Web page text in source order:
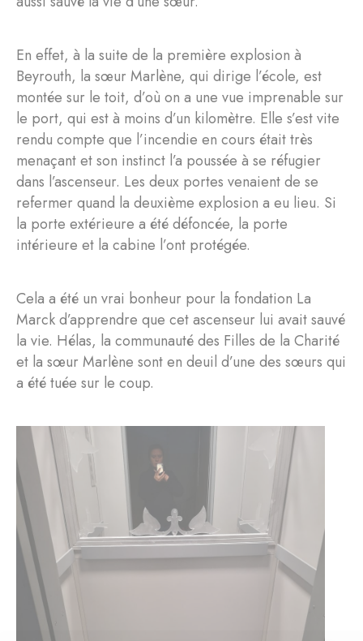
En effet, à la suite de la première explosion à
Beyrouth, la sœur Marlène, qui dirige l’école, est
montée sur le toit, d’où on a une vue imprenable sur
le port, qui est à moins d’un kilomètre. Elle s’est vite
rendu compte que l’incendie en cours était très
menaçant et son instinct l’a poussée à se réfugier
dans l’ascenseur. Les deux portes venaient de se
refermer quand la deuxième explosion a eu lieu. Si
la porte extérieure a été défoncée, la porte
intérieure et la cabine l’ont protégée.
Cela a été un vrai bonheur pour la fondation La
Marck d’apprendre que cet ascenseur lui avait sauvé
la vie. Hélas, la communauté des Filles de la Charité
et la sœur Marlène sont en deuil d’une des sœurs qui
a été tuée sur le coup.